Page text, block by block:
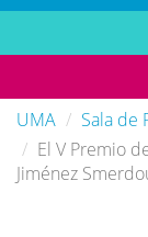
UMA
Sala de
El V Premio
Jiménez